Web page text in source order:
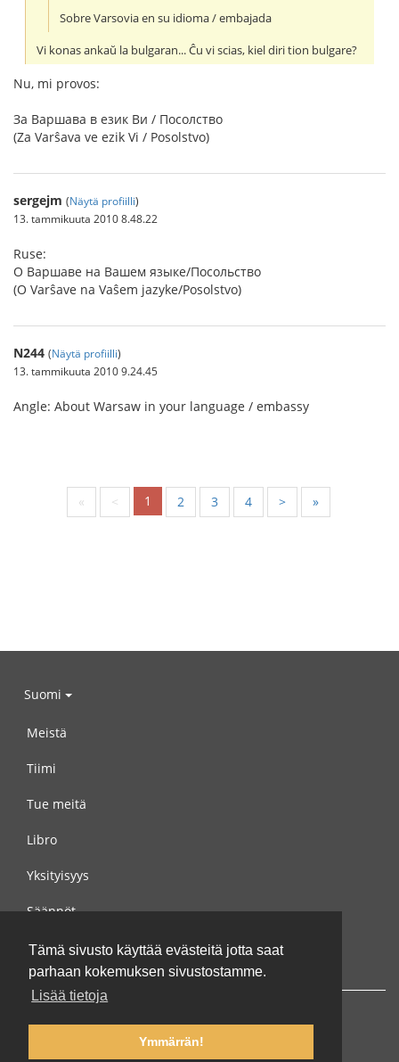
Tämä sivusto käyttää evästeitä jotta saat
parhaan kokemuksen sivustostamme.
Lisää tietoja
Ymmärrän!
Sobre Varsovia en su idioma / embajada
Vi konas ankaŭ la bulgaran... Ĉu vi scias, kiel diri tion bulgare?
Nu, mi provos:
За Варшава в език Ви / Посолство
(Za Varŝava ve ezik Vi / Posolstvo)
sergejm (Näytä profiilli)
13. tammikuuta 2010 8.48.22
Ruse:
О Варшаве на Вашем языке/Посольство
(O Varŝave na Vaŝem jazyke/Posolstvo)
N244 (Näytä profiilli)
13. tammikuuta 2010 9.24.45
Angle: About Warsaw in your language / embassy
« < 1 2 3 4 > »
Suomi
Meistä
Tiimi
Tue meitä
Libro
Yksityisyys
Säännöt
Ota yhteyttä meihin